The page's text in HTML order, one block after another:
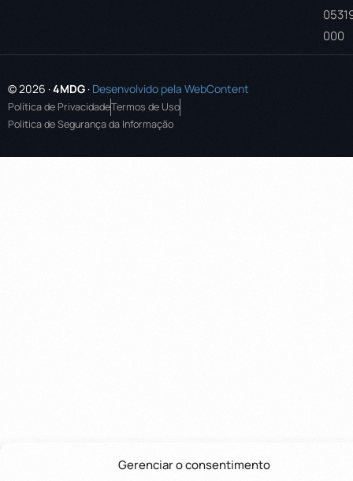
Gerenciar o consentimento
000
© 2026 ·4MDG · Desenvolvido pela WebContent
Política de PrivacidadeTermos de Uso
Politica de Segurança da Informação